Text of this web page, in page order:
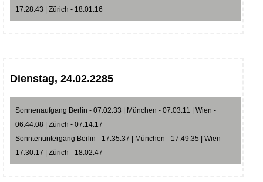
17:28:43 | Zürich - 18:01:16
Dienstag, 24.02.2285
Sonnenaufgang Berlin - 07:02:33 | München - 07:03:11 | Wien -
06:44:08 | Zürich - 07:14:17
Sonntenuntergang Berlin - 17:35:37 | München - 17:49:35 | Wien -
17:30:17 | Zürich - 18:02:47